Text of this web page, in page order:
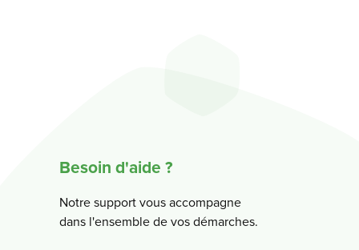
Besoin d'aide ?
Notre support vous accompagne
dans l'ensemble de vos démarches.